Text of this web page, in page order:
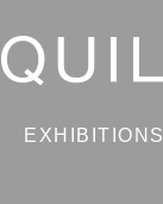
EXHIBITIONS